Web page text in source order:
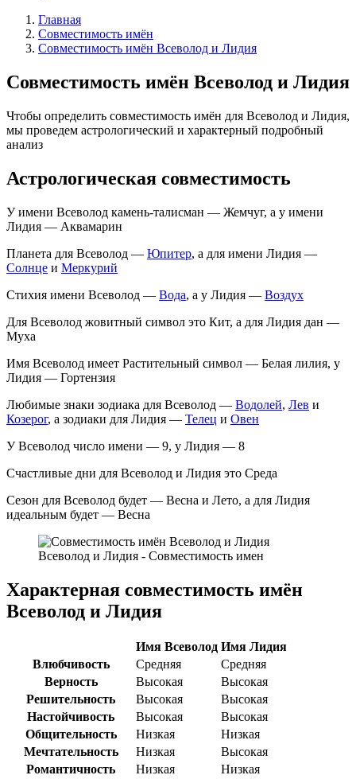
Главная
Совместимость имён
Совместимость имён Всеволод и Лидия
Совместимость имён Всеволод и Лидия
Чтобы определить совместимость имён для Всеволод и Лидия,
мы проведем астрологический и характерный подробный
анализ
Астрологическая совместимость
У имени Всеволод камень-талисман — Жемчуг, а у имени
Лидия — Аквамарин
Планета для Всеволод — Юпитер, а для имени Лидия —
Солнце и Меркурий
Стихия имени Всеволод — Вода, а у Лидия — Воздух
Для Всеволод жовитный символ это Кит, а для Лидия дан —
Муха
Имя Всеволод имеет Растительный символ — Белая лилия, у
Лидия — Гортензия
Любимые знаки зодиака для Всеволод — Водолей, Лев и
Козерог, а зодиаки для Лидия — Телец и Овен
У Всеволод число имени — 9, у Лидия — 8
Счастливые дни для Всеволод и Лидия это Среда
Сезон для Всеволод будет — Весна и Лето, а для Лидия
идеальным будет — Весна
Всеволод и Лидия - Совместимость имен
Характерная совместимость имён
Всеволод и Лидия
Имя Всеволод Имя Лидия
Влюбчивость
Средняя
Средняя
Верность
Высокая
Высокая
Решительность
Высокая
Высокая
Настойчивость
Высокая
Высокая
Общительность
Низкая
Низкая
Мечтательность
Низкая
Высокая
Романтичность
Низкая Низкая